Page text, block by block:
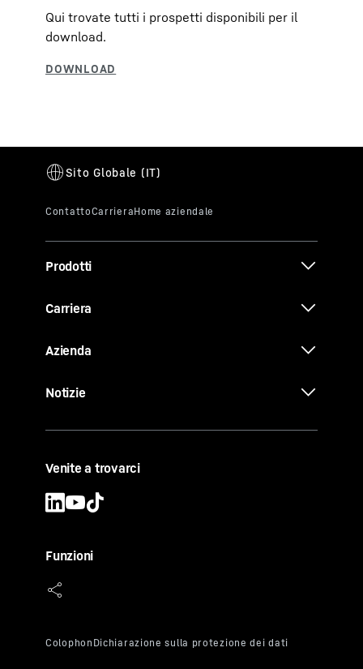
Qui trovate tutti i prospetti disponibili per il
download.
Prodotti
Carriera
Azienda
Notizie
Venite a trovarci
Funzioni